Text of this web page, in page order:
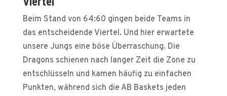
Beim Stand von 64:60 gingen beide Teams in
das entscheidende Viertel. Und hier erwartete
unsere Jungs eine böse Überraschung. Die
Dragons schienen nach langer Zeit die Zone zu
entschlüsseln und kamen häufig zu einfachen
Punkten, während sich die AB Baskets jeden